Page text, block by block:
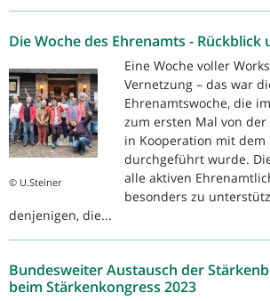
Die Woche des Ehrenamts - Rückblick
© U.Steiner
Eine Woche voller
Vernetzung – das war
Ehrenamtswoche, die
zum ersten Mal von
in Kooperation mit dem
durchgeführt wurde.
alle aktiven
besonders zu
denjenigen, die...
Bundesweiter Austausch der
beim Stärkenkongress 2023